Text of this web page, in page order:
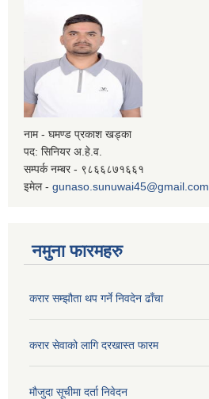
नाम - घमण्ड प्रकाश खड्का
पद: सिनियर अ.हे.व.
सम्पर्क नम्बर - ९८६६८७१६६१
इमेल - gunaso.sunuwai45@gmail.com
नमुना फारमहरु
करार सम्झौता थप गर्ने निवदेन ढाँचा
करार सेवाको लागि दरखास्त फारम
मौजुदा सूचीमा दर्ता निवेदन